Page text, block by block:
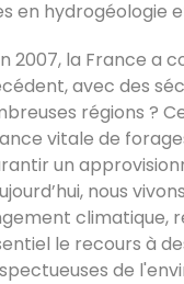
en hydrogéologie
2007, la France a
avec des
régions ?
vitale de
un
nous
climatique,
le recours à
de